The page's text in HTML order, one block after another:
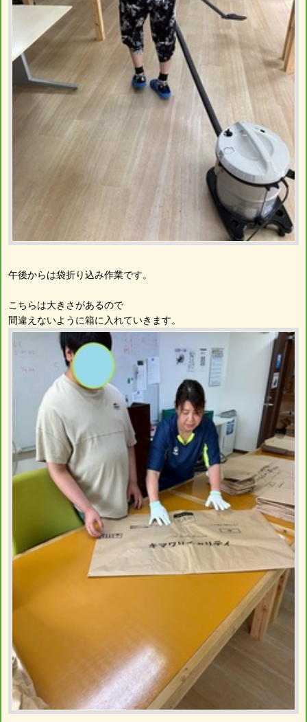
午後からは袋折り込み作業です。
こちらは大きさがあるので
間違えないように箱に入れていきます。